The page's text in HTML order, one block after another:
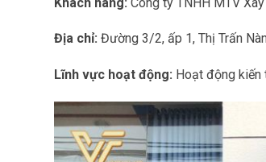
Địa chỉ: Đường 3/2, ấp 1, Thị Trấn
Lĩnh vực hoạt động: Hoạt động